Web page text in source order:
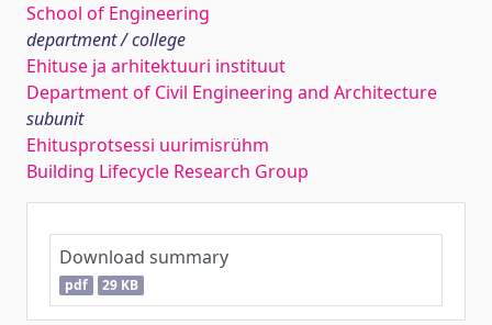
School of Engineering
department / college
Ehituse ja arhitektuuri instituut
Department of Civil Engineering and Architecture
subunit
Ehitusprotsessi uurimisrühm
Building Lifecycle Research Group
Download summary
pdf 29 KB